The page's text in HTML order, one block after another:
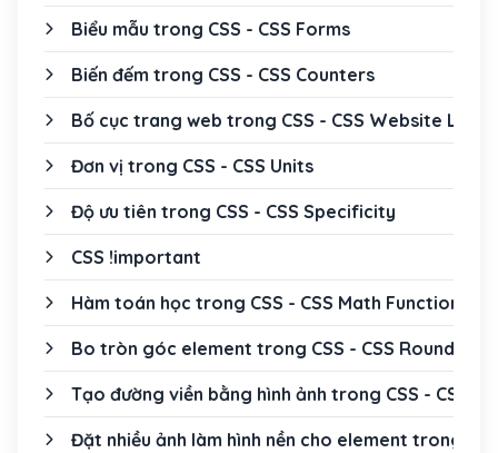
Biểu mẫu trong CSS - CSS Forms
Biến đếm trong CSS - CSS Counters
Bố cục trang web trong CSS - CSS Website
Đơn vị trong CSS - CSS Units
Độ ưu tiên trong CSS - CSS Specificity
CSS !important
Hàm toán học trong CSS - CSS Math Functions
Bo tròn góc element trong CSS - CSS Rounded
Tạo đường viền bằng hình ảnh trong CSS - CSS
Đặt nhiều ảnh làm hình nền cho element trong